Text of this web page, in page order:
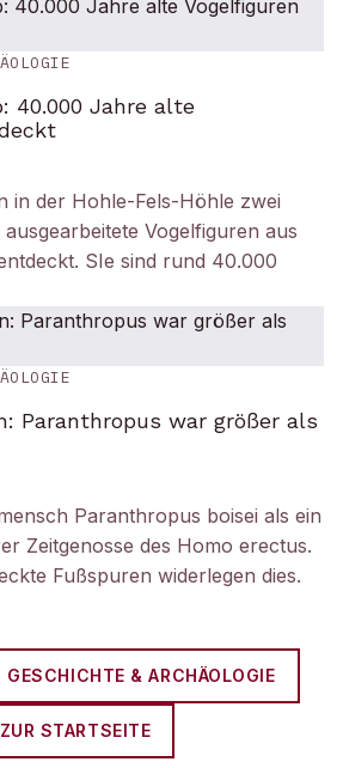
40.000 Jahre alte
in der Hohle-Fels-Höhle zwei
Vogelfiguren aus
SIe sind rund 40.000
Paranthropus war größer als
Paranthropus boisei als ein
Zeitgenosse des Homo erectus.
Fußspuren widerlegen dies.
GESCHICHTE & ARCHÄOLOGIE
ZUR STARTSEITE